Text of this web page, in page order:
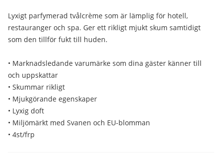
Lyxigt parfymerad tvålcrème som är lämplig för hotell,
restauranger och spa. Ger ett rikligt mjukt skum samtidigt
som den tillför fukt till huden.
• Marknadsledande varumärke som dina gäster känner till
och uppskattar
• Skummar rikligt
• Mjukgörande egenskaper
• Lyxig doft
• Miljömärkt med Svanen och EU-blomman
• 4st/frp